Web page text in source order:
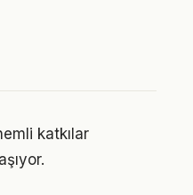
katkılar